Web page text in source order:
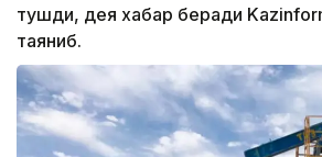
тушди, дея хабар беради
таяниб.